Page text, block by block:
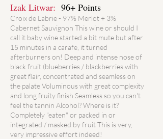
Izak Litwar: 96+ Points
Croix de Labrie - 97% Merlot + 3%
Cabernet Sauvignon This wine or should I
call it baby wine started a bit mute but after
15 minutes in a carafe, it turned
afterburners on! Deep and intense nose of
black fruit (blueberries / blackberries with
great flair, concentrated and seamless on
the palate Voluminous with great complexity
and long fruity finish Seamless so you can't
feel the tannin Alcohol? Where is it?
Completely "eaten" or packed in or
integrated / masked by fruit This is very,
very impressive effort indeed!